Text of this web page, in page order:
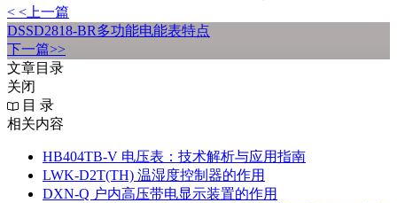
< <上一篇
DSSD2818-BR多功能电能表特点
下一篇>>
文章目录
关闭
目 录
相关内容
HB404TB-V 电压表：技术解析与应用指南
LWK‑D2T(TH) 温湿度控制器的作用
DXN‑Q 户内高压带电显示装置的作用